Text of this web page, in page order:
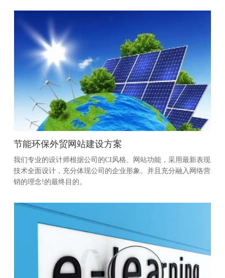
节能环保外贸网站建设方案
我们专业的设计师根据公司的CI风格、网站功能，采用最新表现
技术全面设计，充分体现公司的企业形象。并且充分融入网络营
销的理念!的最终目的。